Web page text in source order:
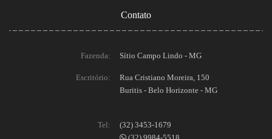
Contato
Fazenda: Sítio Campo Lindo - MG
Escritório:
Rua Cristiano Moreira, 150
Buritis - Belo Horizonte - MG
Tel:
(32) 3453-1679